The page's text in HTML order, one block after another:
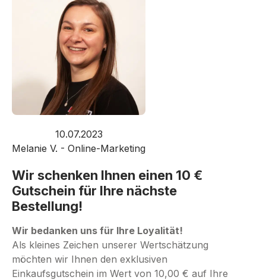
10.07.2023
Melanie V. - Online-Marketing
Wir schenken Ihnen einen 10 €
Gutschein für Ihre nächste
Bestellung!
Wir bedanken uns für Ihre Loyalität!
Als kleines Zeichen unserer Wertschätzung
möchten wir Ihnen den exklusiven
Einkaufsgutschein im Wert von 10,00 € auf Ihre